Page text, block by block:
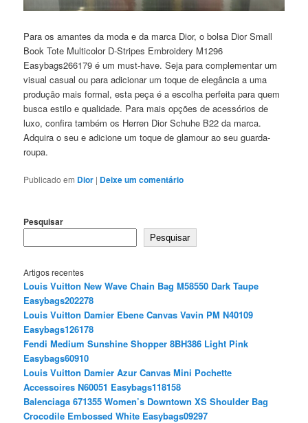
Para os amantes da moda e da marca Dior, o bolsa Dior Small
Book Tote Multicolor D-Stripes Embroidery M1296
Easybags266179 é um must-have. Seja para complementar um
visual casual ou para adicionar um toque de elegância a uma
produção mais formal, esta peça é a escolha perfeita para quem
busca estilo e qualidade. Para mais opções de acessórios de
luxo, confira também os Herren Dior Schuhe B22 da marca.
Adquira o seu e adicione um toque de glamour ao seu guarda-
roupa.
Publicado em Dior | Deixe um comentário
Pesquisar
Pesquisar
Artigos recentes
Louis Vuitton New Wave Chain Bag M58550 Dark Taupe
Easybags202278
Louis Vuitton Damier Ebene Canvas Vavin PM N40109
Easybags126178
Fendi Medium Sunshine Shopper 8BH386 Light Pink
Easybags60910
Louis Vuitton Damier Azur Canvas Mini Pochette
Accessoires N60051 Easybags118158
Balenciaga 671355 Women’s Downtown XS Shoulder Bag
Crocodile Embossed White Easybags09297